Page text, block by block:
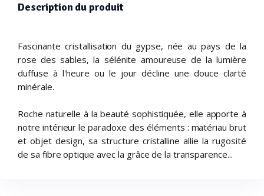
Description du produit
Fascinante cristallisation du gypse, née au pays de la
rose des sables, la sélénite amoureuse de la lumière
duffuse à l'heure ou le jour décline une douce clarté
minérale.
Roche naturelle à la beauté sophistiquée, elle apporte à
notre intérieur le paradoxe des éléments : matériau brut
et objet design, sa structure cristalline allie la rugosité
de sa fibre optique avec la grâce de la transparence...